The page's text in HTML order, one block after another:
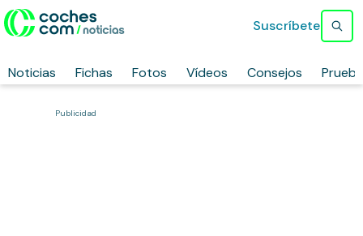
Noticias Fichas Fotos Vídeos Consejos
Suscríbete
Publicidad